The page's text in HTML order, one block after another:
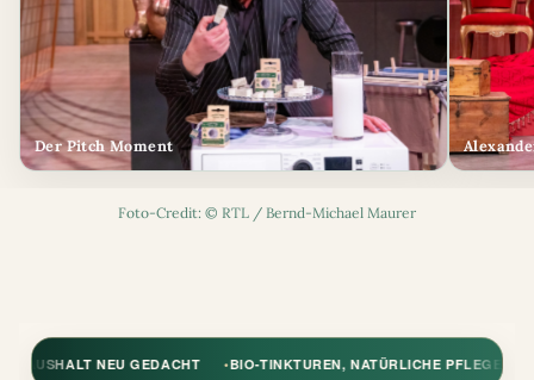
Der Pitch Moment
Foto-Credit: © RTL / Bernd-Michael Maurer
BIO-TINKTUREN, NATÜRLICHE PFLEGE & KAFFEE AUS ÖSTERREICH